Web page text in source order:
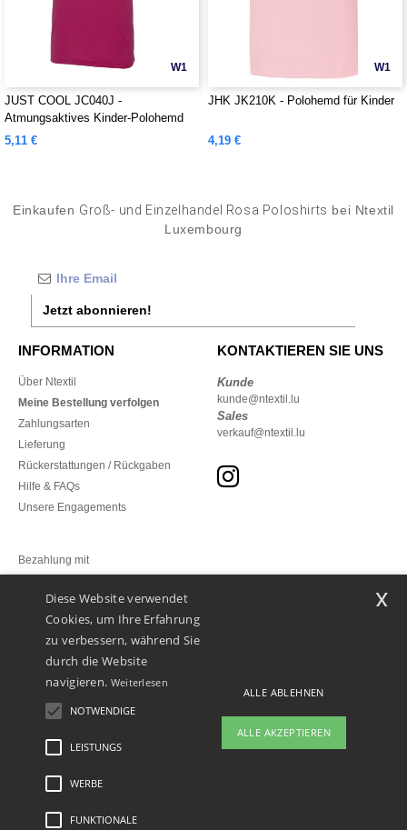
W1
JUST COOL JC040J -
Atmungsaktives Kinder-Polohemd
5,11 €
W1
JHK JK210K - Polohemd für Kinder
4,19 €
Einkaufen Groß- und Einzelhandel Rosa Poloshirts bei Ntextil
Luxembourg
Jetzt abonnieren!
INFORMATION
Über Ntextil
Meine Bestellung verfolgen
Zahlungsarten
Lieferung
Rückerstattungen / Rückgaben
Hilfe & FAQs
Unsere Engagements
KONTAKTIEREN SIE UNS
Kunde
kunde@ntextil.lu
Sales
verkauf@ntextil.lu
Bezahlung mit
Unsere Paketzusteller
Rechtliche Hinweise
Diese Website verwendet
Cookies, um Ihre Erfahrung
zu verbessern, während Sie
durch die Website
navigieren. Weiterlesen
NOTWENDIGE
LEISTUNGS
WERBE
FUNKTIONALE
ALLE ABLEHNEN
ALLE AKZEPTIEREN
x